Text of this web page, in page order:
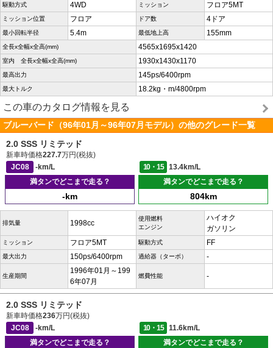
駆動方式 4WD ミッション フロア5MT
ミッション位置 フロア ドア数 4ドア
最小回転半径 5.4m 最低地上高 155mm
全長x全幅x全高(mm) 4565x1695x1420
室内 全長x全幅x全高(mm) 1930x1430x1170
最高出力 145ps/6400rpm
最大トルク 18.2kg・m/4800rpm
この車のカタログ情報を見る
ブルーバード（96年01月～96年07月モデル）の他のグレード一覧
2.0 SSS リミテッド
新車時価格227.7万円(税抜)
JC08
-km/L 10・15
13.4km/L
満タンでどこまで走る？
-km
満タンでどこまで走る？
804km
排気量 1998cc
使用燃料
エンジン
ハイオク
ガソリン
ミッション フロア5MT 駆動方式 FF
最大出力 150ps/6400rpm 過給器（ターボ） -
生産期間
1996年01月～199
6年07月
燃費性能 -
2.0 SSS リミテッド
新車時価格236万円(税抜)
JC08
-km/L 10・15
11.6km/L
満タンでどこまで走る？
満タンでどこまで走る？